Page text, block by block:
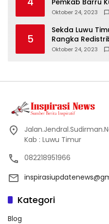
Pemkab Barru
Oktober 24, 2023
5
Sekda Luwu
Rangka
Oktober 24, 2023
Kab : Luwu Timur
082218951966
Kategori
Blog